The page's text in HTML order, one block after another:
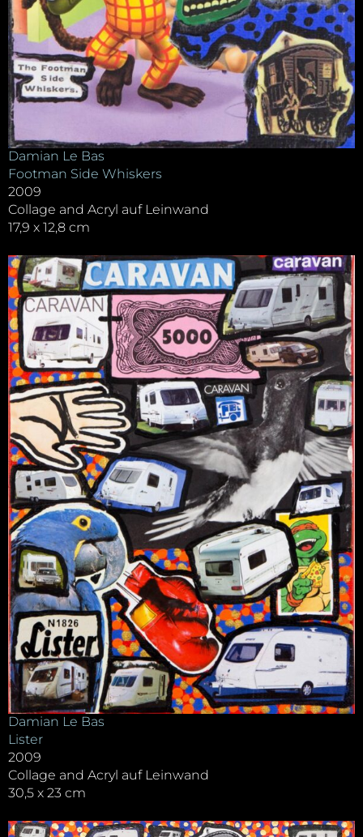
Damian Le Bas
Footman Side Whiskers
2009
Collage and Acryl auf Leinwand
17,9 x 12,8 cm
Damian Le Bas
Lister
2009
Collage and Acryl auf Leinwand
30,5 x 23 cm